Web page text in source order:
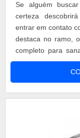
Se alguém
certeza
entrar em contato
destaca no ramo,
completo para
produto a ser
mola da seringa,
cliente